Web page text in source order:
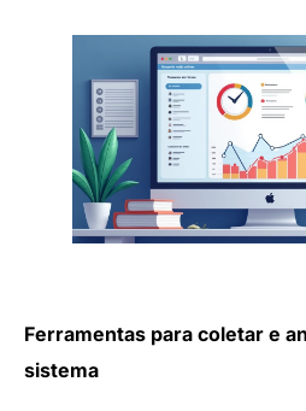
Ferramentas para coletar e
sistema